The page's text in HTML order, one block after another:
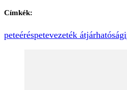
Címkék:
peteéréspetevezeték átjárhatósági